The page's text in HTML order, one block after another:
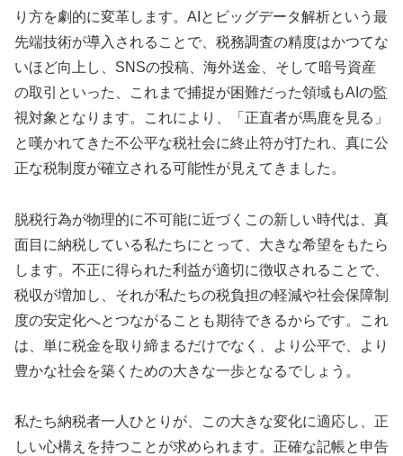
り方を劇的に変革します。AIとビッグデータ解析という最
先端技術が導入されることで、税務調査の精度はかつてな
いほど向上し、SNSの投稿、海外送金、そして暗号資産
の取引といった、これまで捕捉が困難だった領域もAIの監
視対象となります。これにより、「正直者が馬鹿を見る」
と嘆かれてきた不公平な税社会に終止符が打たれ、真に公
正な税制度が確立される可能性が見えてきました。
脱税行為が物理的に不可能に近づくこの新しい時代は、真
面目に納税している私たちにとって、大きな希望をもたら
します。不正に得られた利益が適切に徴収されることで、
税収が増加し、それが私たちの税負担の軽減や社会保障制
度の安定化へとつながることも期待できるからです。これ
は、単に税金を取り締まるだけでなく、より公平で、より
豊かな社会を築くための大きな一歩となるでしょう。
私たち納税者一人ひとりが、この大きな変化に適応し、正
しい心構えを持つことが求められます。正確な記帳と申告